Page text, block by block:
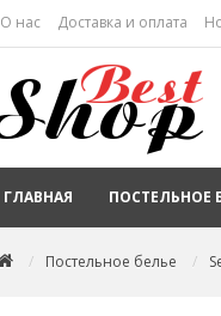
О нас Доставка и оплата
ГЛАВНАЯ ПОСТЕЛЬНОЕ
Постельное белье